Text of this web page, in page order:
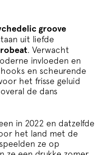
groove
uit liefde
. Verwacht
invloeden en
en scheurende
het frisse geluid
de dans
in 2022 en datzelfde
het land met de
ze op